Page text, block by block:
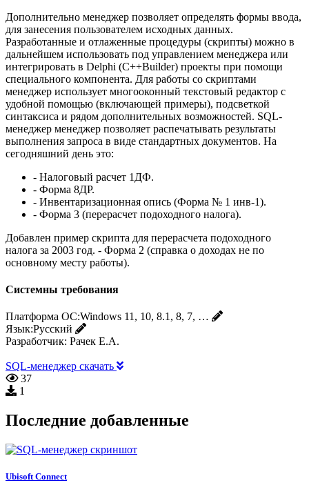
Дополнительно менеджер позволяет определять формы ввода,
для занесения пользователем исходных данных.
Разработанные и отлаженные процедуры (скрипты) можно в
дальнейшем использовать под управлением менеджера или
интегрировать в Delphi (C++Builder) проекты при помощи
специального компонента. Для работы со скриптами
менеджер использует многооконный текстовый редактор с
удобной помощью (включающей примеры), подсветкой
синтаксиса и рядом дополнительных возможностей. SQL-
менеджер менеджер позволяет распечатывать результаты
выполнения запроса в виде стандартных документов. На
сегодняшний день это:
- Налоговый расчет 1ДФ.
- Форма 8ДР.
- Инвентаризационная опись (Форма № 1 инв-1).
- Форма 3 (перерасчет подоходного налога).
Добавлен пример скрипта для перерасчета подоходного
налога за 2003 год. - Форма 2 (справка о доходах не по
основному месту работы).
Системны требования
Платформа ОС:Windows 11, 10, 8.1, 8, 7, …
Язык:Русский
Разработчик: Рачек Е.А.
SQL-менеджер скачать
37
1
Последние добавленные
Ubisoft Connect